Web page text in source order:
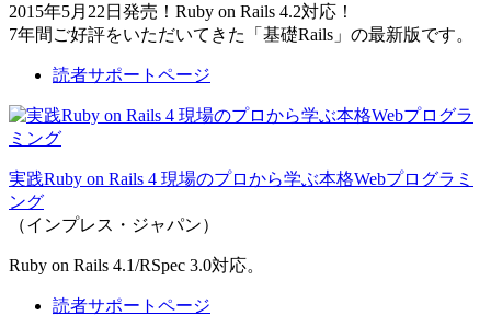
2015年5月22日発売！Ruby on Rails 4.2対応！
7年間ご好評をいただいてきた「基礎Rails」の最新版です。
読者サポートページ
実践Ruby on Rails 4 現場のプロから学ぶ本格Webプログラミ
ング
（インプレス・ジャパン）
Ruby on Rails 4.1/RSpec 3.0対応。
読者サポートページ